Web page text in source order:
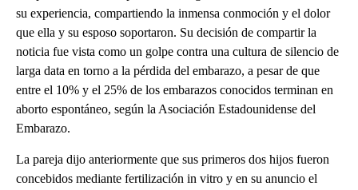
su experiencia, compartiendo la inmensa conmoción y el dolor
que ella y su esposo soportaron. Su decisión de compartir la
noticia fue vista como un golpe contra una cultura de silencio de
larga data en torno a la pérdida del embarazo, a pesar de que
entre el 10% y el 25% de los embarazos conocidos terminan en
aborto espontáneo, según la Asociación Estadounidense del
Embarazo.
La pareja dijo anteriormente que sus primeros dos hijos fueron
concebidos mediante fertilización in vitro y en su anuncio el